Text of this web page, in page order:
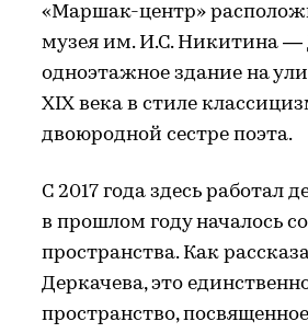
«Маршак-центр»
музея им. И.С. Никитина —
одноэтажное здание на
XIX века в стиле
двоюродной сестре поэта.
С 2017 года здесь работал
в прошлом году началось
пространства. Как
Деркачева, это
пространство,